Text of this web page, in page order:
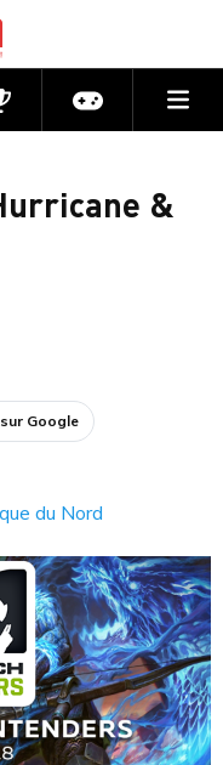
Actu jeux
&
Google
du Nord